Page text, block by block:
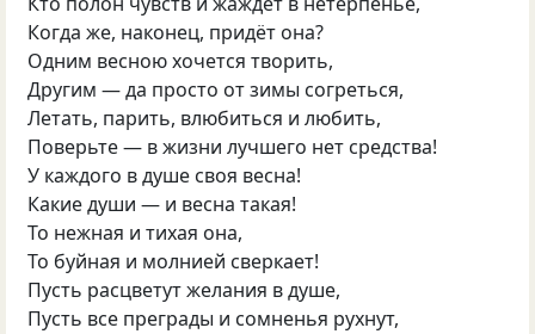
Когда же, наконец, придёт она?
Одним весною хочется творить,
Другим — да просто от зимы согреться,
Летать, парить, влюбиться и любить,
Поверьте — в жизни лучшего нет средства!
У каждого в душе своя весна!
Какие души — и весна такая!
То нежная и тихая она,
То буйная и молнией сверкает!
Пусть расцветут желания в душе,
Пусть все преграды и сомненья рухнут,